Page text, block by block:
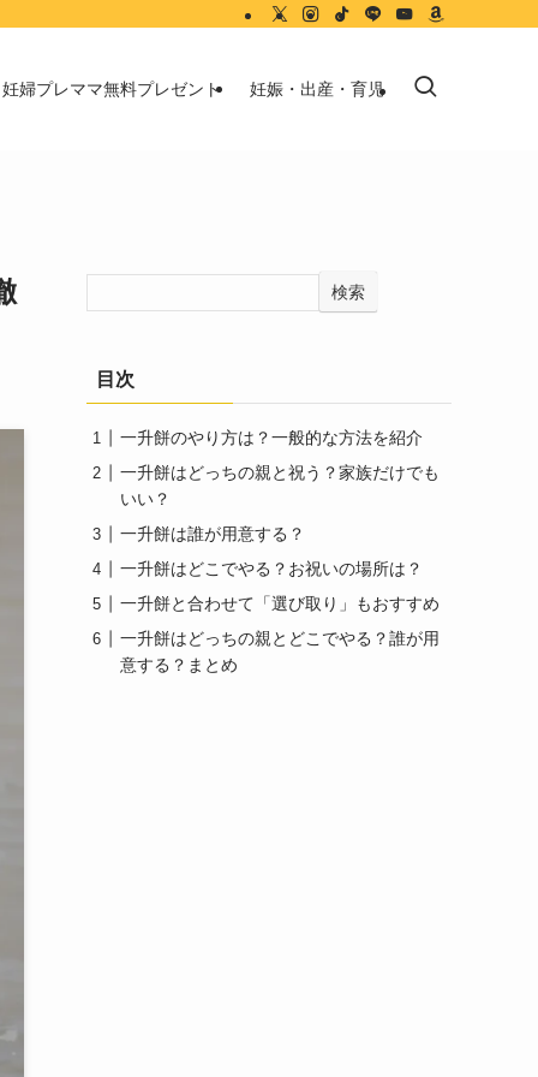
妊婦プレママ無料プレゼント 妊娠・出産・育児
検索
目次
一升餅のやり方は？一般的な方法を紹介
一升餅はどっちの親と祝う？家族だけでも
いい？
一升餅は誰が用意する？
一升餅はどこでやる？お祝いの場所は？
一升餅と合わせて「選び取り」もおすすめ
一升餅はどっちの親とどこでやる？誰が用
意する？まとめ